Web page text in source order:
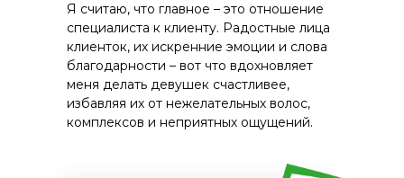
Я считаю, что главное – это отношение
специалиста к клиенту. Радостные лица
клиенток, их искренние эмоции и слова
благодарности – вот что вдохновляет
меня делать девушек счастливее,
избавляя их от нежелательных волос,
комплексов и неприятных ощущений.
Современный диодный
лазер для удаления волос
Мы используем инновационный аппарат
с встроенными диодами последнего
поколения. Благодаря интеллектуальной
системе настроек, мы можем предложить